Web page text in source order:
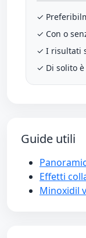
✓
✓ Con o
✓ I risultati
✓ Di solito
Guide utili
Effetti
Minoxidil